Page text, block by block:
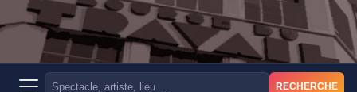
RECHERCHE